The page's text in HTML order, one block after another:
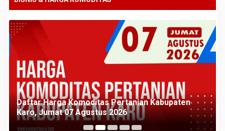
Daftar Harga Komoditas Pertanian Kabupaten
Karo, Kamis 06 Agustus 2026